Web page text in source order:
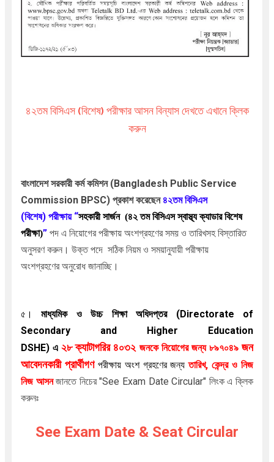
৪২তম বিসিএস (বিশেষ) পরীক্ষার আসন বিন্যাস দেখতে এখানে ক্লিক
করুন
বাংলাদেশ সরকারী কর্ম কমিশন(Bangladesh Public Service
Commission BPSC) প্রকাশ করেছেন ৪২তম বিসিএস
(বিশেষ) পরীক্ষায় “সহকারী সার্জন (৪২ তম বিসিএস স্বাস্থ্য ক্যাডার বিশেষ
পরীক্ষা)”পদ এ নিয়োগেরপরীক্ষায় অংশগ্রহণের সময় ও তারিখসহ বিস্তারিত
অনুসরণ করুন। উক্তপদেসঠিক নিয়ম ও সময়ানুযায়ী পরীক্ষায়
অংশগ্রহণেরঅনুরোধ জানাচ্ছি।
৫।
মাধ্যমিক ও উচ্চ শিক্ষা অধিদপ্তর (Directorate of
Secondary and Higher Education
DSHE)এ২৮ক্যাটাগরির ৪০৩২জনকে নিয়োগের জন্য ৮৯৭০৪৯জন
আবেদনকারী প্রার্থীগণ পরীক্ষায় অংশ গ্রহণের জন্য তারিখ, কেন্দ্র ওনিজ
নিজ আসন জানতে নিচের "See Exam Date Circular" লিংক এ ক্লিক
করুনঃ
See Exam Date & Seat Circular